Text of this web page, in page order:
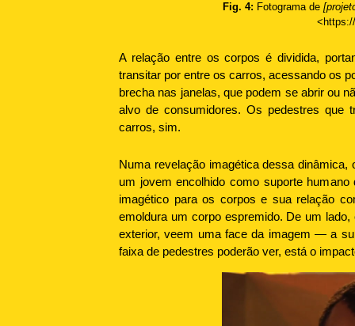
Fig. 4: Fotograma de
A relação entre os corpos é dividida,
transitar por entre os carros, acessando os
brecha nas janelas, que podem se abrir ou
alvo de consumidores. Os pedestres que
carros, sim.
Numa revelação imagética dessa
um jovem encolhido como suporte
imagético para os corpos e sua relação
emoldura um corpo espremido. De um
exterior, veem uma face da imagem — a
faixa de pedestres poderão ver, está o